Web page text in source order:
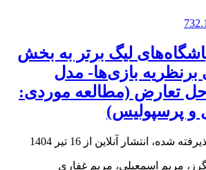
لیگ برتر به بخش
بازی‌ها- مدل
حل تعارض (مطالعه موردی:
و پرسپولیس)
شده، انتشار آنلاین از 16 تیر 1404
مریم اسمعیلی، مریم غفاری